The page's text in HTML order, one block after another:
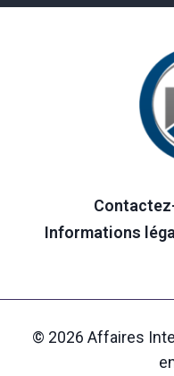
Informations
© 2026 Affaires